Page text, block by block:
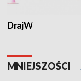
DrajW
MNIEJSZOŚCI